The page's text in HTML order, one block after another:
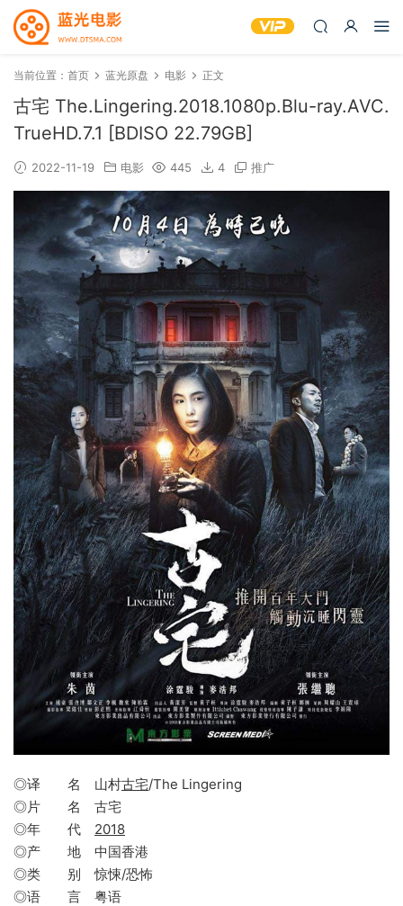
当前位置： 首页 蓝光原盘 电影 正文
古宅 The.Lingering.2018.1080p.Blu-ray.AVC.
TrueHD.7.1 [BDISO 22.79GB]
2022-11-19 电影 445 4 推广
◎译 名 山村古宅/The Lingering
◎片 名 古宅
◎年 代 2018
◎产 地 中国香港
◎类 别 惊悚/恐怖
◎语 言 粤语